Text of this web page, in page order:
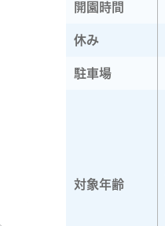
開園時間
休み
駐車場
対象年齢